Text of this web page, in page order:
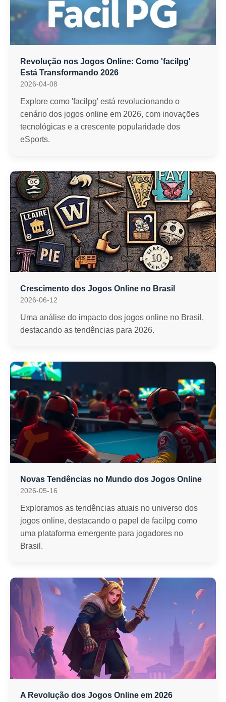
Revolução nos Jogos Online: Como 'facilpg'
Está Transformando 2026
2026-04-08
Explore como 'facilpg' está revolucionando o
cenário dos jogos online em 2026, com inovações
tecnológicas e a crescente popularidade dos
eSports.
Crescimento dos Jogos Online no Brasil
2026-06-12
Uma análise do impacto dos jogos online no Brasil,
destacando as tendências para 2026.
Novas Tendências no Mundo dos Jogos Online
2026-05-16
Exploramos as tendências atuais no universo dos
jogos online, destacando o papel de facilpg como
uma plataforma emergente para jogadores no
Brasil.
A Revolução dos Jogos Online em 2026